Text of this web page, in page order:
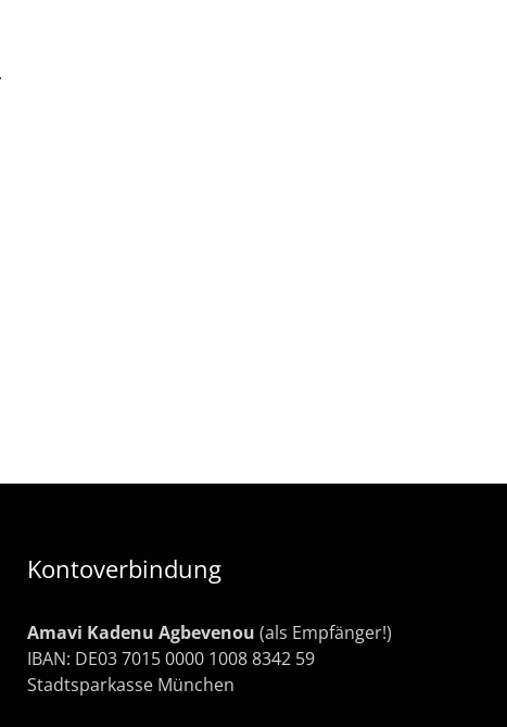
Kontoverbindung
Amavi Kadenu Agbevenou (als Empfänger!)
IBAN: DE03 7015 0000 1008 8342 59
Stadtsparkasse München